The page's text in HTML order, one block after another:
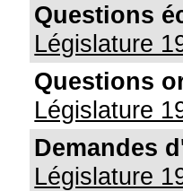
Questions
Législature
Questions
Législature
Demandes
Législature